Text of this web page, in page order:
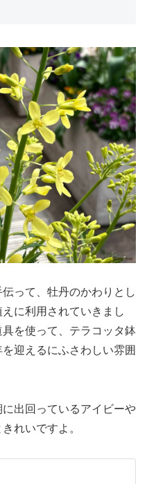
って、牡丹のかわりとし
に利用されていきまし
を使って、テラコッタ鉢
迎えるにふさわしい雰囲
出回っているアイビーや
れいですよ。